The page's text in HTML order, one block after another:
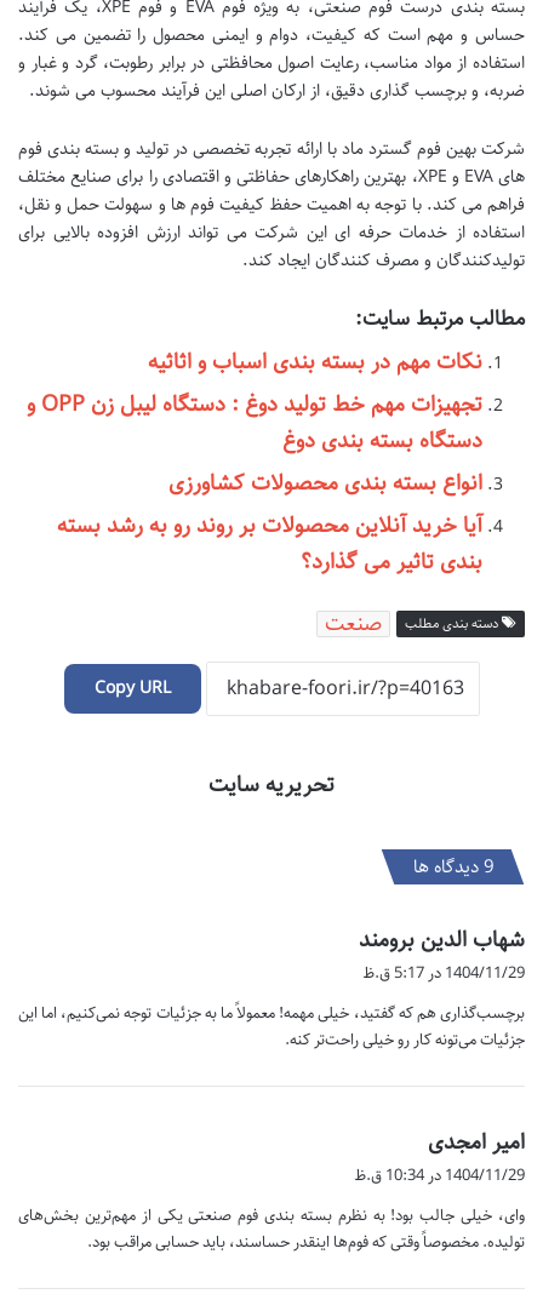
بسته بندی درست فوم صنعتی، به ویژه فوم EVA و فوم XPE، یک فرآیند
حساس و مهم است که کیفیت، دوام و ایمنی محصول را تضمین می کند.
استفاده از مواد مناسب، رعایت اصول محافظتی در برابر رطوبت، گرد و غبار و
ضربه، و برچسب گذاری دقیق، از ارکان اصلی این فرآیند محسوب می شوند.
شرکت بهین فوم گسترد ماد با ارائه تجربه تخصصی در تولید و بسته بندی فوم
های EVA و XPE، بهترین راهکارهای حفاظتی و اقتصادی را برای صنایع مختلف
فراهم می کند. با توجه به اهمیت حفظ کیفیت فوم ها و سهولت حمل و نقل،
استفاده از خدمات حرفه ای این شرکت می تواند ارزش افزوده بالایی برای
تولیدکنندگان و مصرف کنندگان ایجاد کند.
مطالب مرتبط سایت:
نکات مهم در بسته بندی اسباب و اثاثیه
تجهیزات مهم خط تولید دوغ : دستگاه لیبل زن OPP و
دستگاه بسته بندی دوغ
انواع بسته بندی محصولات کشاورزی
آیا خرید آنلاین محصولات بر روند رو به رشد بسته
بندی تاثیر می گذارد؟
دسته بندی مطلب صنعت
Copy URL
تحریریه سایت
‫9 دیدگاه ها
شهاب الدین برومند
:
1404/11/29 در 5:17 ق.ظ
برچسب‌گذاری هم که گفتید، خیلی مهمه! معمولاً ما به جزئیات توجه نمی‌کنیم، اما این
جزئیات می‌تونه کار رو خیلی راحت‌تر کنه.
امیر امجدی
ف
:
1404/11/29 در 10:34 ق.ظ
وای، خیلی جالب بود! به نظرم بسته بندی فوم صنعتی یکی از مهم‌ترین بخش‌های
تولیده. مخصوصاً وقتی که فوم‌ها اینقدر حساسند، باید حسابی مراقب بود.